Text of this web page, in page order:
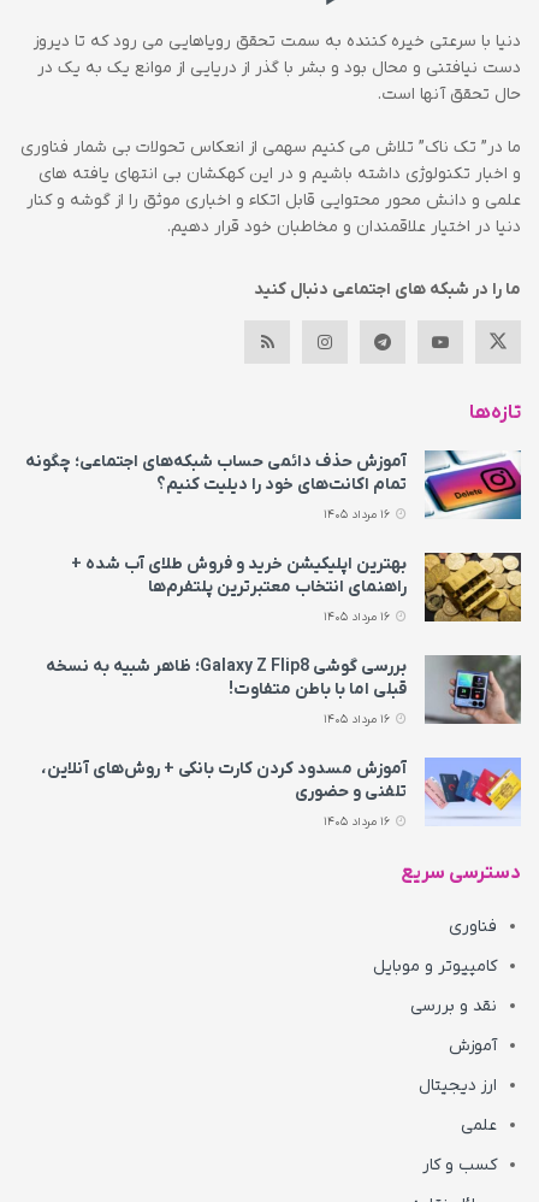
دنیا با سرعتی خیره کننده به سمت تحقق رویاهایی می رود که تا دیروز
دست نیافتنی و محال بود و بشر با گذر از دریایی از موانع یک به یک در
حال تحقق آنها است.
ما در” تک ناک” تلاش می کنیم سهمی از انعکاس تحولات بی شمار فناوری
و اخبار تکنولوژی داشته باشیم و در این کهکشان بی انتهای یافته های
علمی و دانش محور محتوایی قابل اتکاء و اخباری موثق را از گوشه و کنار
دنیا در اختیار علاقمندان و مخاطبان خود قرار دهیم.
ما را در شبکه های اجتماعی دنبال کنید
تازه‌ها
آموزش حذف دائمی حساب شبکه‌های اجتماعی؛ چگونه
تمام اکانت‌های خود را دیلیت کنیم؟
بهترین اپلیکیشن خرید و فروش طلای آب شده +
راهنمای انتخاب معتبرترین پلتفرم‌ها
بررسی گوشی Galaxy Z Flip8؛ ظاهر شبیه به نسخه
قبلی اما با باطن متفاوت!
آموزش مسدود کردن کارت بانکی + روش‌های آنلاین،
تلفنی و حضوری
دسترسی سریع
فناوری
کامپیوتر و موبایل
نقد و بررسی
آموزش
ارز دیجیتال
علمی
کسب و کار